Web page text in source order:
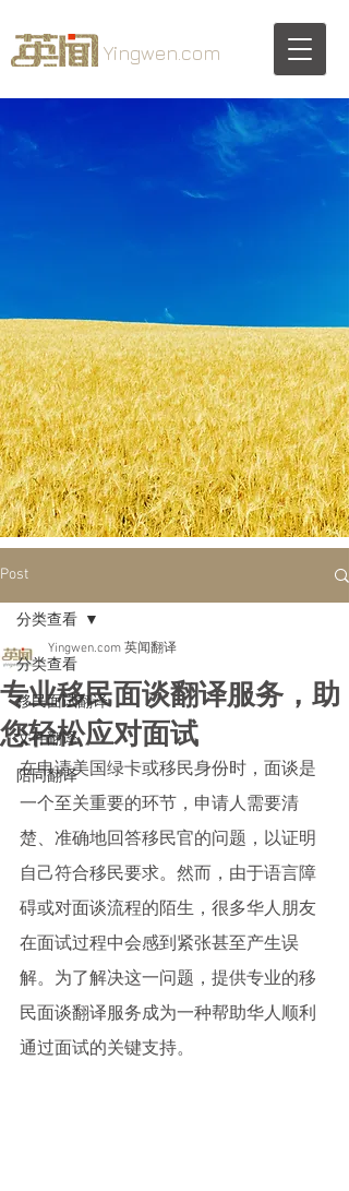
Yingwen.com
Post
分类查看
移民面试翻译
文件翻译
陪同翻译
分类查看
专业移民面谈翻译服务，助
您轻松应对面试
Yingwen.com 英闻翻译
在申请美国绿卡或移民身份时，面谈是
一个至关重要的环节，申请人需要清
楚、准确地回答移民官的问题，以证明
自己符合移民要求。然而，由于语言障
碍或对面谈流程的陌生，很多华人朋友
在面试过程中会感到紧张甚至产生误
解。为了解决这一问题，提供专业的移
民面谈翻译服务成为一种帮助华人顺利
通过面试的关键支持。